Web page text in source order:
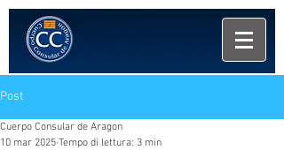
Post
Cuerpo Consular de Aragon
10 mar 2025 Tempo di lettura: 3 min